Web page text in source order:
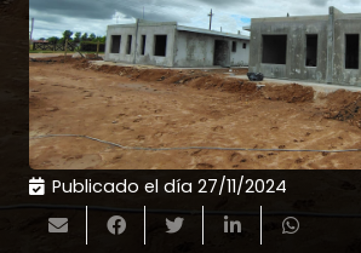
Publicado el día 27/11/2024